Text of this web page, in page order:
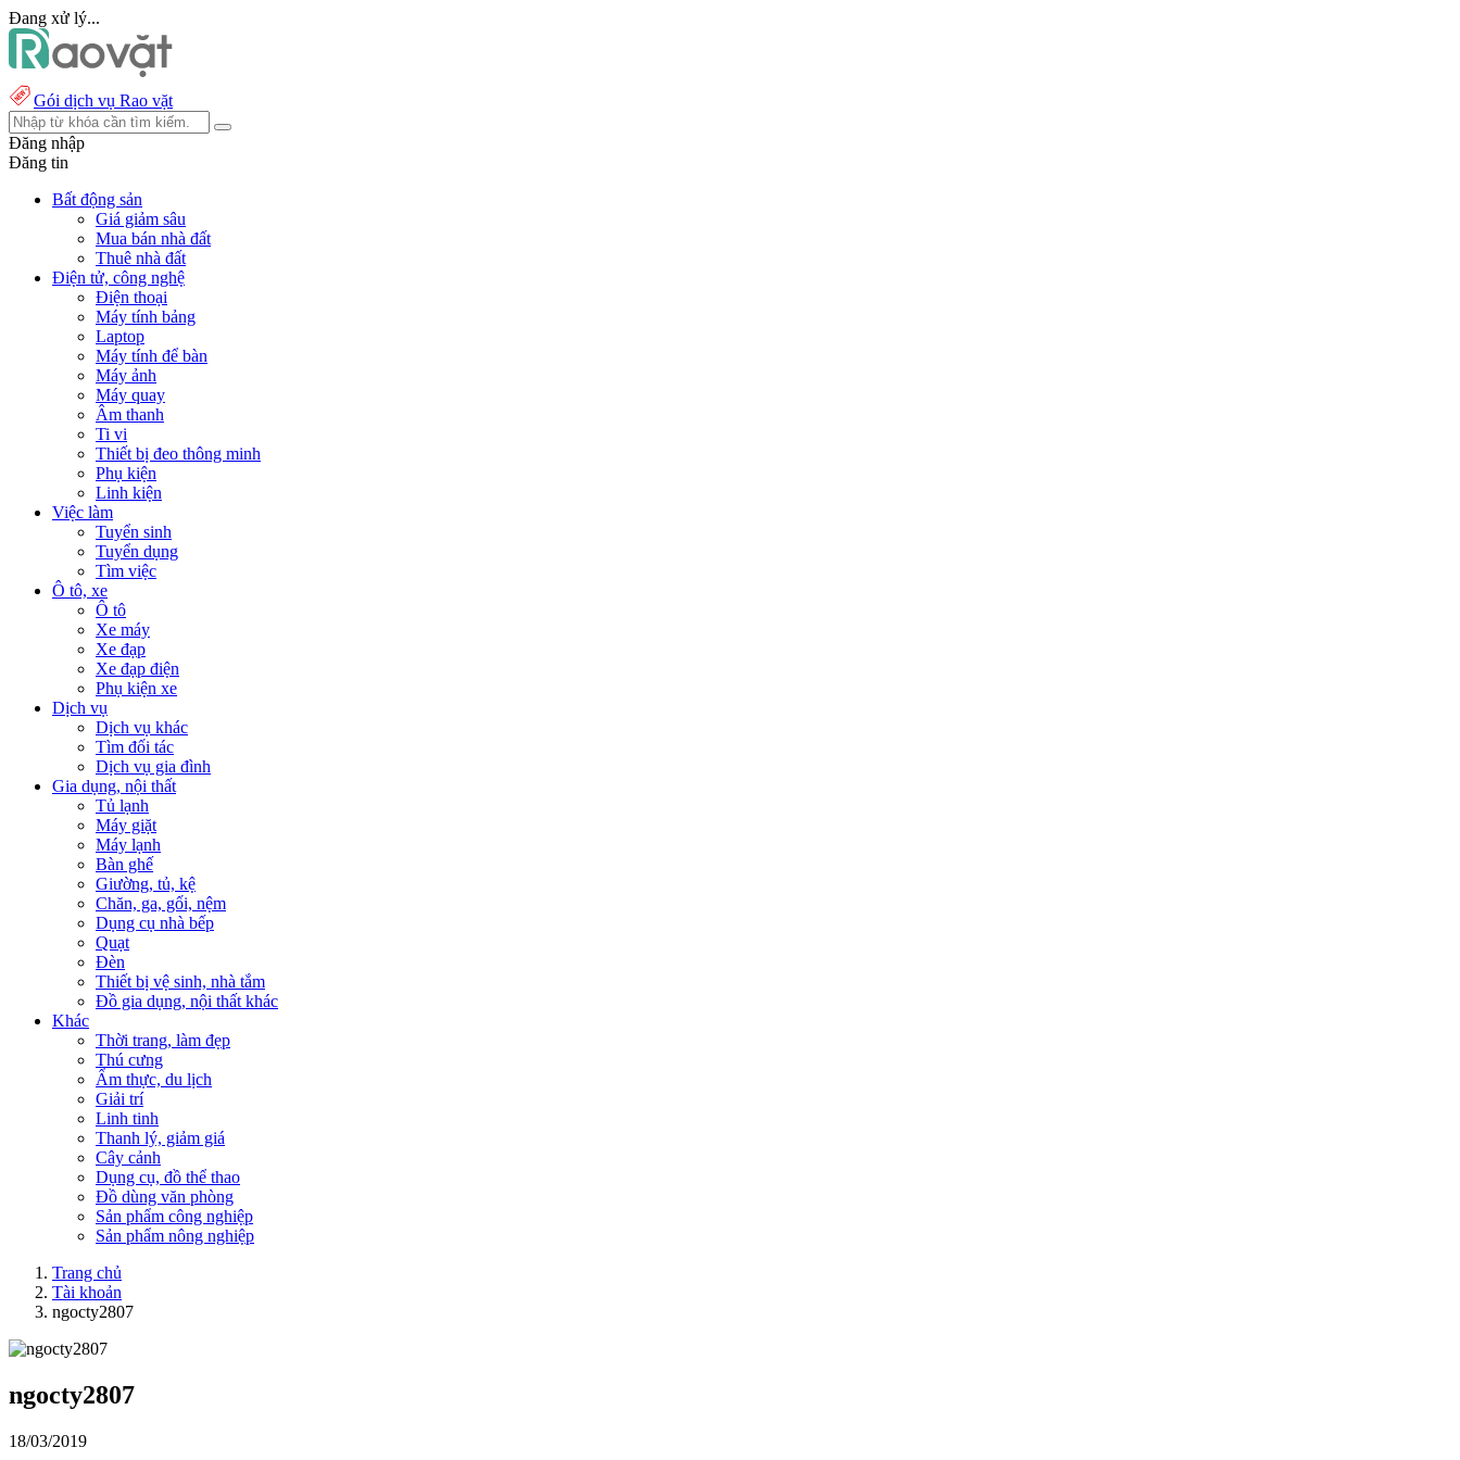
Đang xử lý...
Gói dịch vụ Rao vặt
Đăng nhập
Đăng tin
Bất động sản
Giá giảm sâu
Mua bán nhà đất
Thuê nhà đất
Điện tử, công nghệ
Điện thoại
Máy tính bảng
Laptop
Máy tính để bàn
Máy ảnh
Máy quay
Âm thanh
Ti vi
Thiết bị đeo thông minh
Phụ kiện
Linh kiện
Việc làm
Tuyển sinh
Tuyển dụng
Tìm việc
Ô tô, xe
Ô tô
Xe máy
Xe đạp
Xe đạp điện
Phụ kiện xe
Dịch vụ
Dịch vụ khác
Tìm đối tác
Dịch vụ gia đình
Gia dụng, nội thất
Tủ lạnh
Máy giặt
Máy lạnh
Bàn ghế
Giường, tủ, kệ
Chăn, ga, gối, nệm
Dụng cụ nhà bếp
Quạt
Đèn
Thiết bị vệ sinh, nhà tắm
Đồ gia dụng, nội thất khác
Khác
Thời trang, làm đẹp
Thú cưng
Ẩm thực, du lịch
Giải trí
Linh tinh
Thanh lý, giảm giá
Cây cảnh
Dụng cụ, đồ thể thao
Đồ dùng văn phòng
Sản phẩm công nghiệp
Sản phẩm nông nghiệp
Trang chủ
Tài khoản
ngocty2807
ngocty2807
18/03/2019